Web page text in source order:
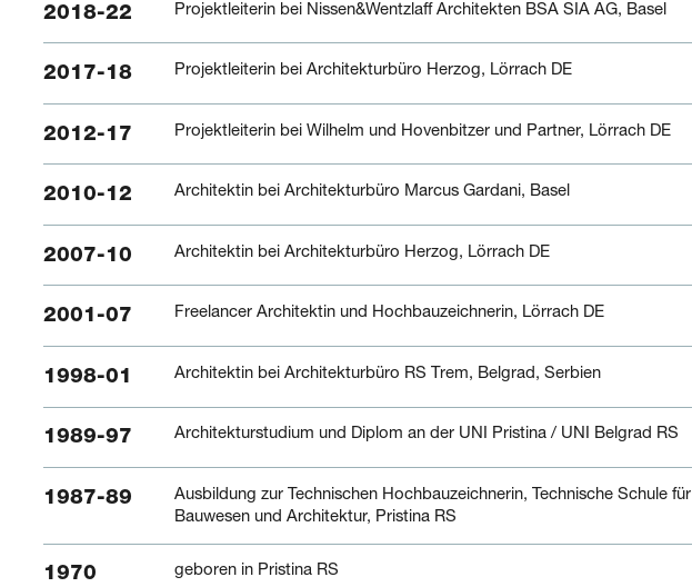
2018-22 Projektleiterin bei Nissen&Wentzlaff Architekten BSA SIA AG, Basel
2017-18 Projektleiterin bei Architekturbüro Herzog, Lörrach DE
2012-17 Projektleiterin bei Wilhelm und Hovenbitzer und Partner, Lörrach DE
2010-12 Architektin bei Architekturbüro Marcus Gardani, Basel
2007-10 Architektin bei Architekturbüro Herzog, Lörrach DE
2001-07 Freelancer Architektin und Hochbauzeichnerin, Lörrach DE
1998-01 Architektin bei Architekturbüro RS Trem, Belgrad, Serbien
1989-97 Architekturstudium und Diplom an der UNI Pristina / UNI Belgrad RS
1987-89
Ausbildung zur Technischen Hochbauzeichnerin, Technische Schule für
Bauwesen und Architektur, Pristina RS
1970 geboren in Pristina RS